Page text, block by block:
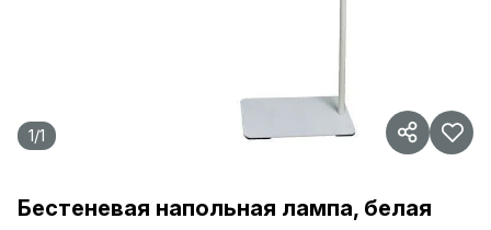
1/1
Бестеневая напольная лампа, белая